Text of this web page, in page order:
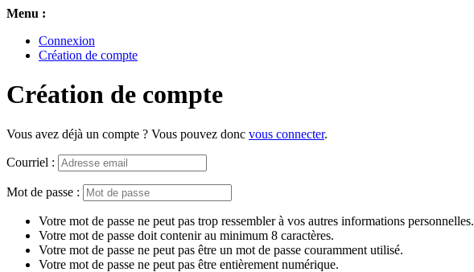
Menu :
Connexion
Création de compte
Création de compte
Vous avez déjà un compte ? Vous pouvez donc vous connecter.
Courriel :
Mot de passe :
Votre mot de passe ne peut pas trop ressembler à vos autres informations personnelles.
Votre mot de passe doit contenir au minimum 8 caractères.
Votre mot de passe ne peut pas être un mot de passe couramment utilisé.
Votre mot de passe ne peut pas être entièrement numérique.